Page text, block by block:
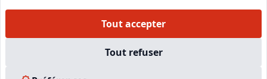
Tout accepter
Tout refuser
EN SAVOIR PLUS